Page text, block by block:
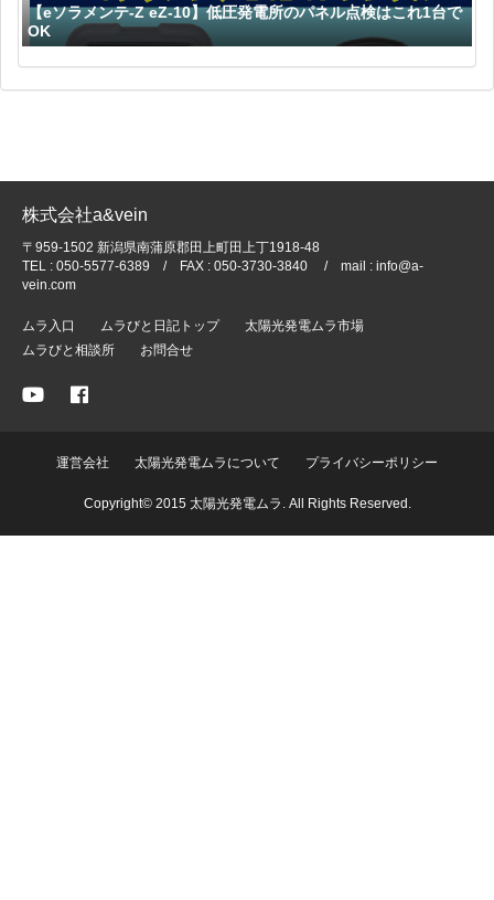
【eソラメンテ-Z eZ-10】低圧発電所のパネル点検はこれ1台で
OK
株式会社a&vein
〒959-1502 新潟県南蒲原郡田上町田上丁1918-48
TEL : 050-5577-6389 / FAX : 050-3730-3840 / mail : info@a-
vein.com
ムラ入口 ムラびと日記トップ
太陽光発電ムラ市場
ムラびと相談所
お問合せ
運営会社 太陽光発電ムラについて プライバシーポリシー
Copyright© 2015 太陽光発電ムラ. All Rights Reserved.